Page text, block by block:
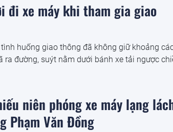
đi xe máy khi tham gia giao
huống giao thông đã không giữ khoảng
ra đường, suýt nằm dưới bánh xe tải ngược
niên phóng xe máy lạng
Phạm Văn Đồng